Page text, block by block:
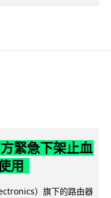
緊急下架止血
用
）旗下的路由器